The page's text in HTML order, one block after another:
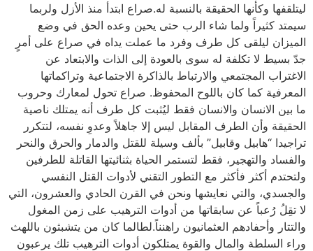
ليتلقفها وكأنها الحقيقة بالنسبة له.صراع ابتدأ منذ الأزل ولربما
سيمتد كثيراً ولما شاء الرب حتى يحين وعده الحق في وضع
الميزان ليلقى كل طرف وفرد ما عملت يداه في صراع على أمرٍ
جدّ بسيط لا تكلفة له سوى بالعودة إلى الذات والابتعاد عن
الاغتراب المجتمعي والارتباط بالذاكرة الاجتماعية وتراكماتها
المعرفية كما كان باللوح المحفوظ. صراع تحول لمعارك وحروب
ما بين الانسان والانسان فقط ليُثبت كل طرف أنه يمتلك ناصية
الحقيقة وأن الطرف المقابل ليس إلا جاهلاً وعدوِ نفسه، لتتكرر
تراجيدا “هابيل وقابيل” بألف وسيلة للقتل والدمار والحرق والنحر
والفساد والتهجير، فقط لتستمر الحياة بثنائيتها القاتلة للطرفين
ولتحتدم أكثر فأكثر مع التطور التقني لأدوات القتل النفسي
والجسدي، والتي نعايشها ونحن في القرن الحادي والعشرون، التي
لا تقِلُ رُعباً عن سابقاتها من أدوات الترهيب على زمن المغول
والتتار وأحفادهم العثمانيون راهنناً.لطالما كان من يتشبثون باللهث
وراء السلطة والمال والقوة يمتلكون أدوات الترهيب تلك يرعبون